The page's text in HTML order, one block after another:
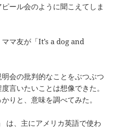
ール会のように聞こえてしま
マ友が「It’s a dog and
会の批判的なことをぶつぶつ
言いたいことは想像できた。
りと、意味を調べてみた。
は、主にアメリカ英語で使わ